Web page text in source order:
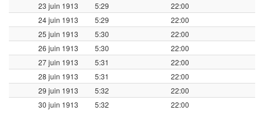
23 juin 1913
5:29
22:00
24 juin 1913
5:29
22:00
25 juin 1913
5:30
22:00
26 juin 1913
5:30
22:00
27 juin 1913
5:31
22:00
28 juin 1913
5:31
22:00
29 juin 1913
5:32
22:00
30 juin 1913
5:32 22:00